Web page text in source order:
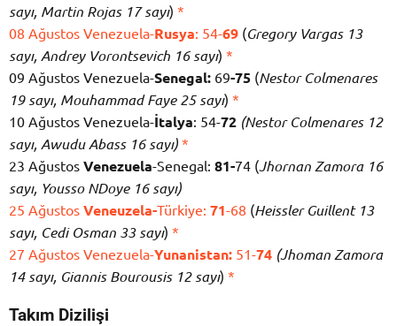
sayı, Martin Rojas 17 sayı) *
08 Ağustos Venezuela-Rusya: 54-69 (Gregory Vargas 13
sayı, Andrey Vorontsevich 16 sayı) *
09 Ağustos Venezuela-Senegal: 69-75 (Nestor Colmenares
19 sayı, Mouhammad Faye 25 sayı) *
10 Ağustos Venezuela-İtalya: 54-72 (Nestor Colmenares 12
sayı, Awudu Abass 16 sayı) *
23 Ağustos Venezuela-Senegal: 81-74 (Jhornan Zamora 16
sayı, Yousso NDoye 16 sayı)
25 Ağustos Veneuzela-Türkiye: 71-68 (Heissler Guillent 13
sayı, Cedi Osman 33 sayı) *
27 Ağustos Venezuela-Yunanistan: 51-74 (Jhoman Zamora
14 sayı, Giannis Bourousis 12 sayı) *
Takım Dizilişi